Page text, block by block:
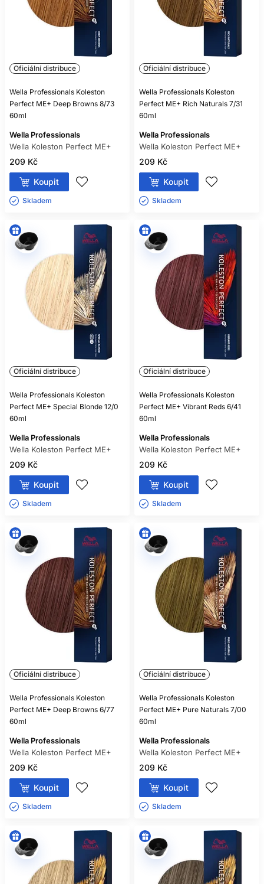
Ne. Riziko není nulové a povinný je test snášenlivosti podle
návodu. Při předchozí alergii barvu nepoužívejte bez
odborného posouzení.
Oficiální distribuce
Wella Professionals Koleston
Perfect ME+ Deep Browns 8/73
60ml
Wella Professionals
Wella Koleston Perfect ME+
209 Kč
Koupit
Skladem ㅤ
Oficiální distribuce
Wella Professionals Koleston
Perfect ME+ Rich Naturals 7/31
60ml
Wella Professionals
Wella Koleston Perfect ME+
209 Kč
Koupit
Skladem ㅤ
Oficiální distribuce
Wella Professionals Koleston
Perfect ME+ Special Blonde 12/0
60ml
Wella Professionals
Wella Koleston Perfect ME+
209 Kč
Koupit
Skladem ㅤ
Oficiální distribuce
Wella Professionals Koleston
Perfect ME+ Vibrant Reds 6/41
60ml
Wella Professionals
Wella Koleston Perfect ME+
209 Kč
Koupit
Skladem ㅤ
Oficiální distribuce
Wella Professionals Koleston
Perfect ME+ Deep Browns 6/77
60ml
Wella Professionals
Wella Koleston Perfect ME+
209 Kč
Koupit
Skladem ㅤ
Oficiální distribuce
Wella Professionals Koleston
Perfect ME+ Pure Naturals 7/00
60ml
Wella Professionals
Wella Koleston Perfect ME+
209 Kč
Koupit
Skladem ㅤ